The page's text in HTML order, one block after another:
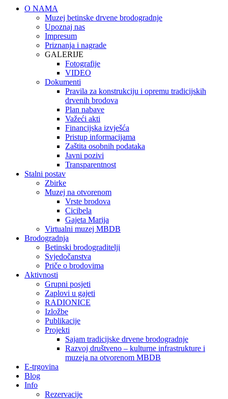
O NAMA
Muzej betinske drvene brodogradnje
Upoznaj nas
Impresum
Priznanja i nagrade
GALERIJE
Fotografije
VIDEO
Dokumenti
Pravila za konstrukciju i opremu tradicijskih
drvenih brodova
Plan nabave
Važeći akti
Financijska izvješća
Pristup informacijama
Zaštita osobnih podataka
Javni pozivi
Transparentnost
Stalni postav
Zbirke
Muzej na otvorenom
Vrste brodova
Cicibela
Gajeta Marija
Virtualni muzej MBDB
Brodogradnja
Betinski brodograditelji
Svjedočanstva
Priče o brodovima
Aktivnosti
Grupni posjeti
Zaplovi u gajeti
RADIONICE
Izložbe
Publikacije
Projekti
Sajam tradicijske drvene brodogradnje
Razvoj društveno – kulturne infrastrukture i
muzeja na otvorenom MBDB
E-trgovina
Blog
Info
Rezervacije